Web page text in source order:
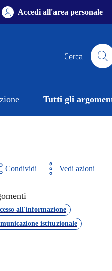
Accedi all'area personale
Cerca
Tutti gli
Condividi Vedi azioni
all'informazione
istituzionale